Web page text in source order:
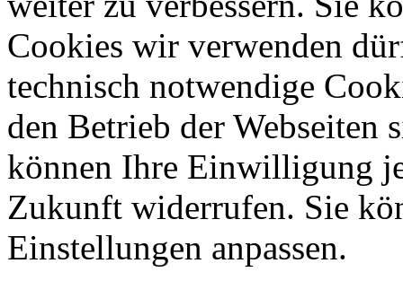
Cookies wir verwenden
technisch notwendige
den Betrieb der Webseiten
können Ihre Einwilligung
Zukunft widerrufen. Sie
Einstellungen anpassen.